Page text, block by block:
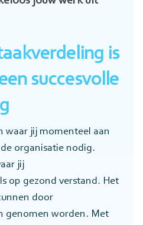
is
succesvolle
waar jij momenteel aan
organisatie nodig.
jij
op gezond verstand. Het
door
genomen worden. Met